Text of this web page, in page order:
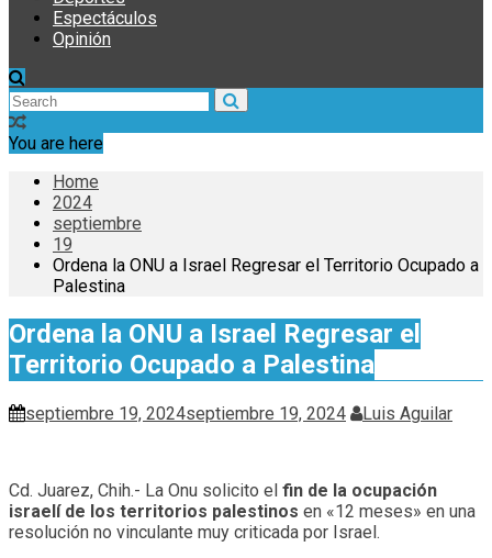
Espectáculos
Opinión
You are here
Home
2024
septiembre
19
Ordena la ONU a Israel Regresar el Territorio Ocupado a
Palestina
Ordena la ONU a Israel Regresar el
Territorio Ocupado a Palestina
septiembre 19, 2024septiembre 19, 2024 Luis Aguilar
Cd. Juarez, Chih.- La Onu solicito el fin de la ocupación
israelí de los territorios palestinos en «12 meses» en una
resolución no vinculante muy criticada por Israel.